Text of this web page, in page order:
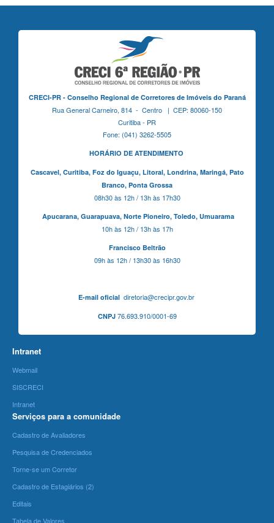
CRECI-PR - Conselho Regional de Corretores de Imóveis do Paraná
Rua General Carneiro, 814 - Centro | CEP: 80060-150
Curitiba - PR
Fone: (041) 3262-5505
HORÁRIO DE ATENDIMENTO
Cascavel, Curitiba,Foz do Iguaçu, Litoral, Londrina, Maringá, Pato
Branco, Ponta Grossa
08h30 às 12h / 13h às 17h30
Apucarana, Guarapuava, Norte Pioneiro, Toledo, Umuarama
10h às 12h / 13h às 17h
Francisco Beltrão
09h às 12h / 13h30 às 16h30
E-mail oficialdiretoria@crecipr.gov.br
CNPJ76.693.910/0001-69
Intranet
Webmail
SISCRECI
Intranet
Serviços para a comunidade
Cadastro de Avaliadores
Pesquisa de Credenciados
Torne-se um Corretor
Cadastro de Estagiários (2)
Editais
Tabela de Valores